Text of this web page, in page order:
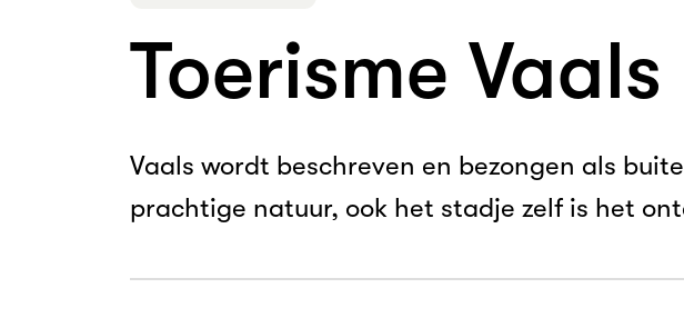
Toerisme Vaals
Vaals wordt beschreven en bezongen als
prachtige natuur, ook het stadje zelf is het